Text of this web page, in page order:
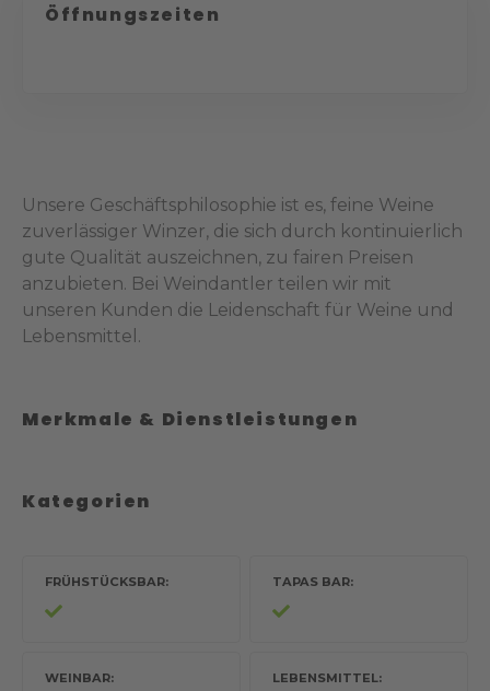
Öffnungszeiten
Unsere Geschäftsphilosophie ist es, feine Weine
zuverlässiger Winzer, die sich durch kontinuierlich
gute Qualität auszeichnen, zu fairen Preisen
anzubieten. Bei Weindantler teilen wir mit
unseren Kunden die Leidenschaft für Weine und
Lebensmittel.
Merkmale & Dienstleistungen
Kategorien
FRÜHSTÜCKSBAR TAPAS BAR
WEINBAR LEBENSMITTEL